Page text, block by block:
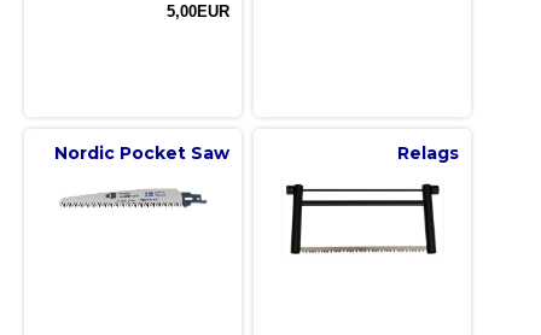
5,00EUR
Nordic Pocket Saw Relags